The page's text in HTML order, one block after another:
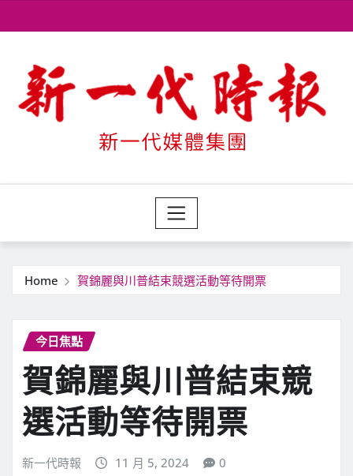
to
Home 賀錦麗與川普結束競選活動等待開票
今日焦點
賀錦麗與川普結束競
選活動等待開票
新一代時報 11 月 5, 2024 0